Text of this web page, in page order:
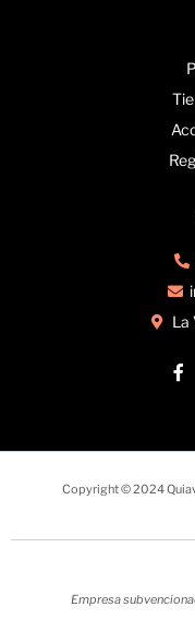
La
Copyright © 2024
Empresa